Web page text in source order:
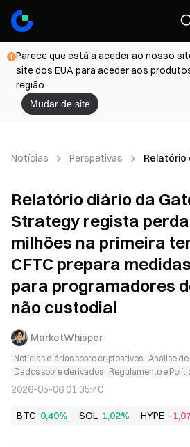
Parece que está a aceder ao nosso
site dos EUA para aceder aos
região.
Mudar de site
Notícias Perspetivas Relatório
Relatório diário da
Strategy regista
milhões na primeira
CFTC prepara
para programadores
não custodial
MarketWhisper
Notícias diárias sobre criptoativos Análise
Dados sobre derivados Regulamento e
2026-05-06 01:35:40
BTC 0,40% SOL 1,02% HYPE -